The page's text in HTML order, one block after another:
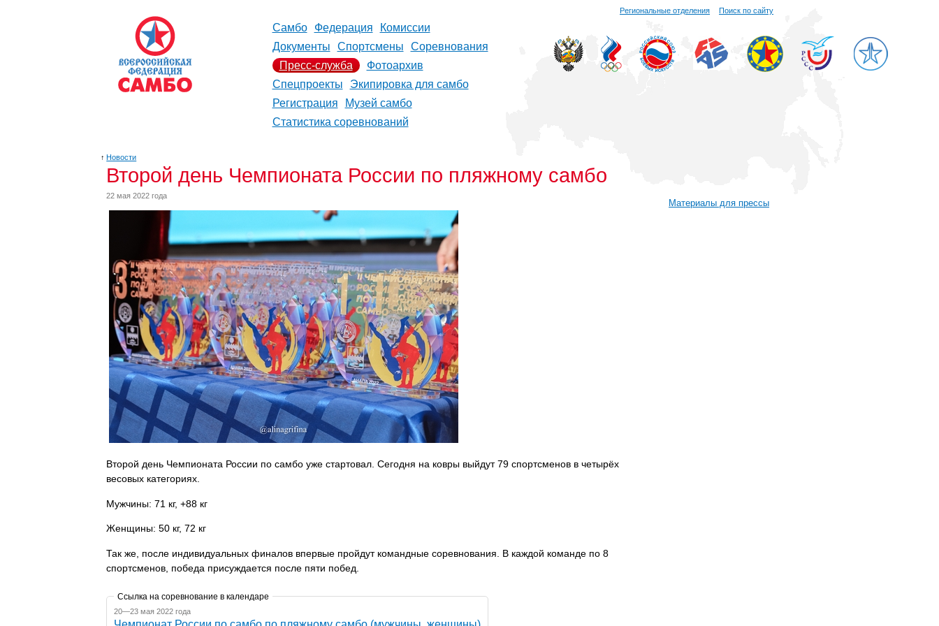
Региональные отделения Поиск по сайту
Самбо Федерация
Комиссии
Документы
Спортсмены
Соревнования
Пресс-служба
Фотоархив
Спецпроекты
Экипировка для самбо
Регистрация
Музей самбо
Статистика соревнований
↑ Новости
Второй день Чемпионата России по пляжному самбо
22 мая 2022 года
Второй день Чемпионата России по самбо уже стартовал. Сегодня на ковры выйдут 79 спортсменов в четырёх
весовых категориях.
Мужчины: 71 кг, +88 кг
Женщины: 50 кг, 72 кг
Так же, после индивидуальных финалов впервые пройдут командные соревнования. В каждой команде по 8
спортсменов, победа присуждается после пяти побед.
Ссылка на соревнование в календаре
20—23 мая 2022 года
Материалы для прессы